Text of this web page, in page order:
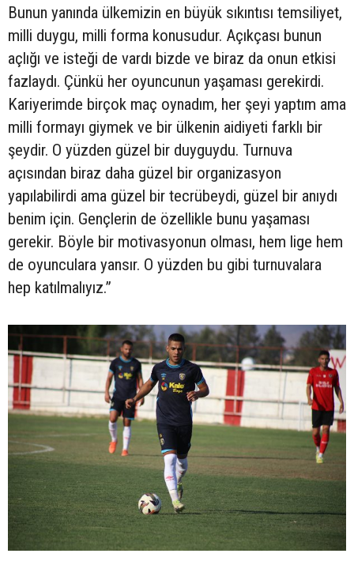
Bunun yanında ülkemizin en büyük sıkıntısı temsiliyet,
milli duygu, milli forma konusudur. Açıkçası bunun
açlığı ve isteği de vardı bizde ve biraz da onun etkisi
fazlaydı. Çünkü her oyuncunun yaşaması gerekirdi.
Kariyerimde birçok maç oynadım, her şeyi yaptım ama
milli formayı giymek ve bir ülkenin aidiyeti farklı bir
şeydir. O yüzden güzel bir duyguydu. Turnuva
açısından biraz daha güzel bir organizasyon
yapılabilirdi ama güzel bir tecrübeydi, güzel bir anıydı
benim için. Gençlerin de özellikle bunu yaşaması
gerekir. Böyle bir motivasyonun olması, hem lige hem
de oyunculara yansır. O yüzden bu gibi turnuvalara
hep katılmalıyız.”